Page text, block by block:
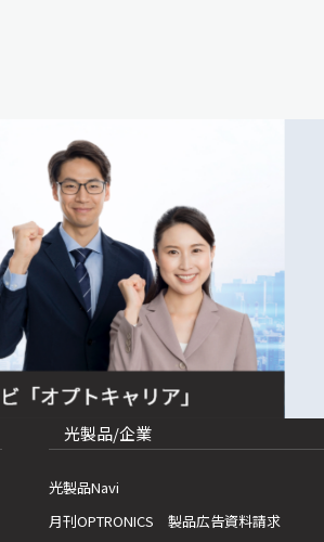
光製品/企業
光製品Navi
月刊OPTRONICS 製品広告資料請求